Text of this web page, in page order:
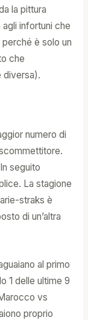
la pittura
infortuni che
perché è solo un
che
diversa).
numero di
seguito
La stagione
straks è
di un’altra
al primo
1 delle ultime 9
vs
proprio